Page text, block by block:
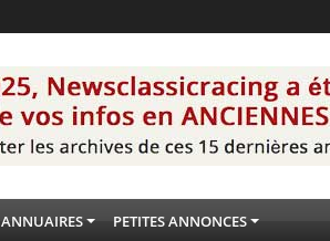
ANNUAIRES PETITES ANNONCES